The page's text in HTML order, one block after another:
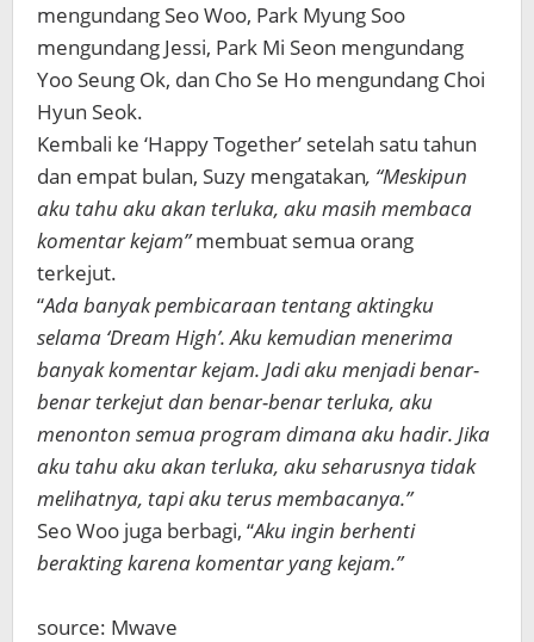
mengundang Seo Woo, Park Myung Soo
mengundang Jessi, Park Mi Seon mengundang
Yoo Seung Ok, dan Cho Se Ho mengundang Choi
Hyun Seok.
Kembali ke ‘Happy Together’ setelah satu tahun
dan empat bulan, Suzy mengatakan, “Meskipun
aku tahu aku akan terluka, aku masih membaca
komentar kejam”membuat semua orang
terkejut.
“Ada banyak pembicaraan tentang aktingku
selama ‘Dream High’. Aku kemudian menerima
banyak komentar kejam. Jadi aku menjadi benar-
benar terkejut dan benar-benar terluka, aku
menonton semua program dimana aku hadir. Jika
aku tahu aku akan terluka, aku seharusnya tidak
melihatnya, tapi aku terus membacanya.”
Seo Woo juga berbagi, “Aku ingin berhenti
berakting karena komentar yang kejam.”
source: Mwave